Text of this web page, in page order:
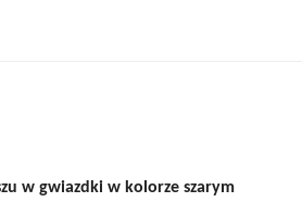
w gwiazdki w kolorze szarym